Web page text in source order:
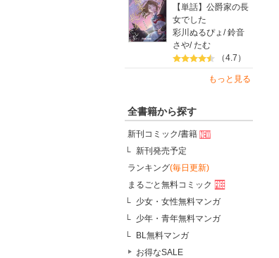
【単話】公爵家の長
女でした
彩川ぬるぴょ /鈴音
さや/たむ
（4.7）
もっと見る
全書籍から探す
新刊コミック/書籍
新刊発売予定
ランキング(毎日更新)
まるごと無料コミック
少女・女性無料マンガ
少年・青年無料マンガ
BL無料マンガ
お得なSALE